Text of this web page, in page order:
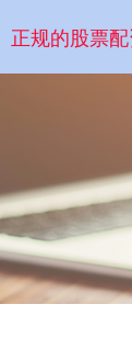
正规的股票